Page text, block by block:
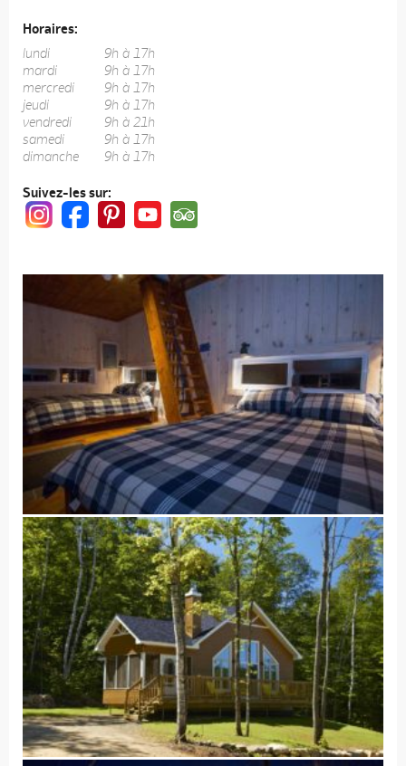
Horaires:
lundi
9h à 17h
mardi
9h à 17h
mercredi
9h à 17h
jeudi
9h à 17h
vendredi
9h à 21h
samedi
9h à 17h
dimanche
9h à 17h
Suivez-les sur: